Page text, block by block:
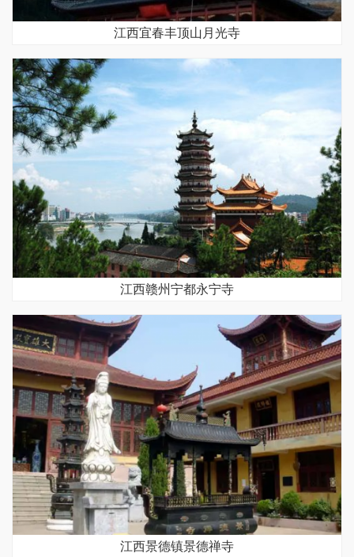
江西宜春丰顶山月光寺
江西赣州宁都永宁寺
江西景德镇景德禅寺